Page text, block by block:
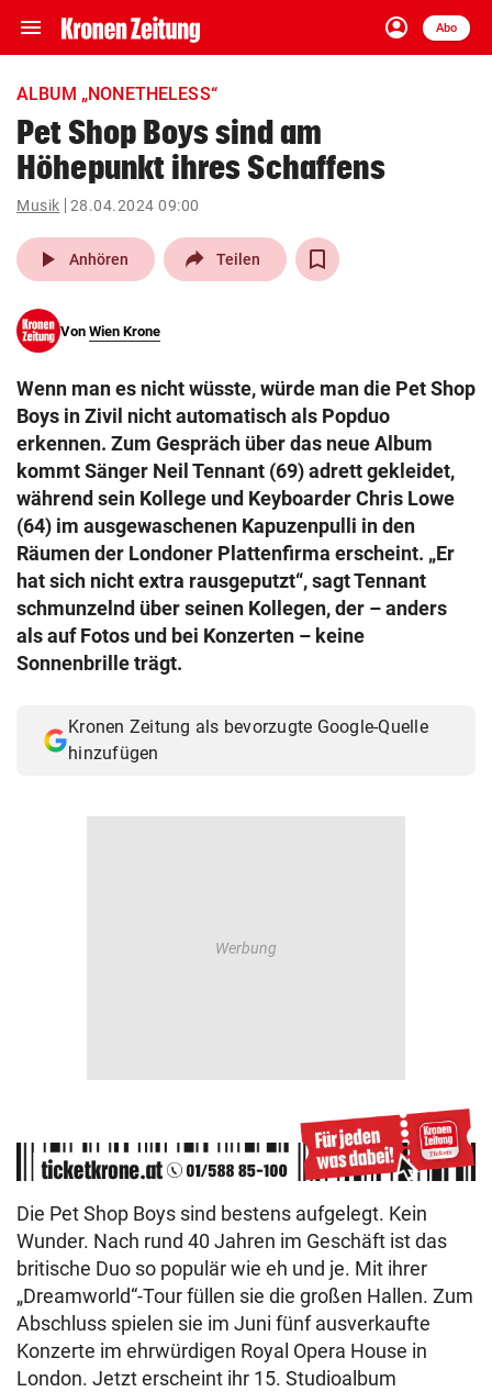
menu Navigation
ein-/ausklappen
account_circle
Anmelden
Abo
close Schließen
account_circle Anmelden
arrow_right
pin_drop
Wien arrow_right
search
eingeben
© Krone Multimedia GmbH & Co KG 2026
Muthgasse 2, 1190 Wien
ALBUM „NONETHELESS“
Pet Shop Boys sind am
Höhepunkt ihres Schaffens
Musik 28.04.2024 09:00
play_arrow Anhören Teilen
Von Wien Krone
Wenn man es nicht wüsste, würde man die Pet Shop
Boys in Zivil nicht automatisch als Popduo
erkennen. Zum Gespräch über das neue Album
kommt Sänger Neil Tennant (69) adrett gekleidet,
während sein Kollege und Keyboarder Chris Lowe
(64) im ausgewaschenen Kapuzenpulli in den
Räumen der Londoner Plattenfirma erscheint. „Er
hat sich nicht extra rausgeputzt“, sagt Tennant
schmunzelnd über seinen Kollegen, der – anders
als auf Fotos und bei Konzerten – keine
Sonnenbrille trägt.
Kronen Zeitung als bevorzugte Google-Quelle
hinzufügen
Die Pet Shop Boys sind bestens aufgelegt. Kein
Wunder. Nach rund 40 Jahren im Geschäft ist das
britische Duo so populär wie eh und je. Mit ihrer
„Dreamworld“-Tour füllen sie die großen Hallen. Zum
Abschluss spielen sie im Juni fünf ausverkaufte
Konzerte im ehrwürdigen Royal Opera House in
London. Jetzt erscheint ihr 15. Studioalbum